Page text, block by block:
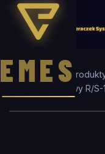
EMES
Strona główna /
System wejściowy R/S-